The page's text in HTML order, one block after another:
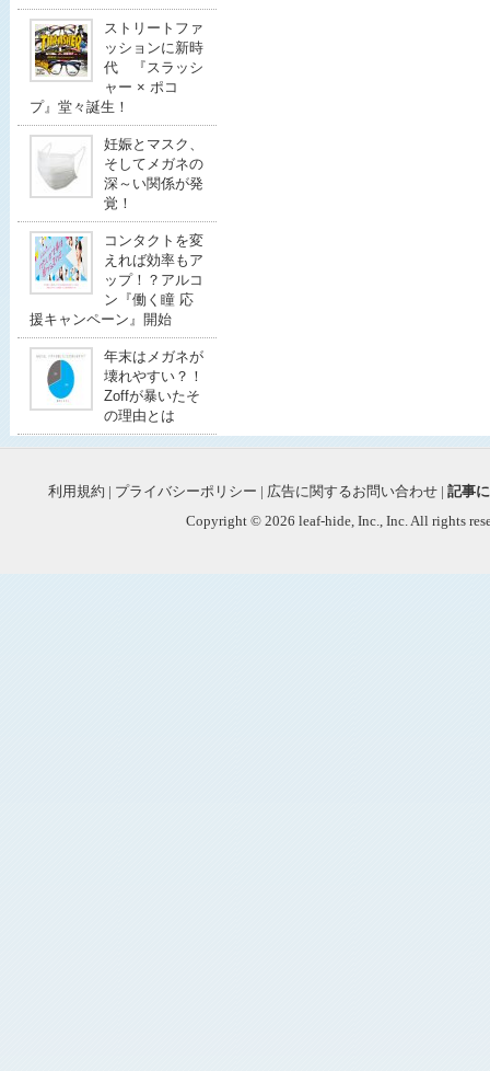
ストリートファ
ッションに新時
代 『スラッシ
ャー × ポコ
プ』堂々誕生！
妊娠とマスク、
そしてメガネの
深～い関係が発
覚！
コンタクトを変
えれば効率もア
ップ！？アルコ
ン『働く瞳 応
援キャンペーン』開始
年末はメガネが
壊れやすい？！
Zoffが暴いたそ
の理由とは
利用規約 | プライバシーポリシー | 広告に関するお問い合わせ | 記事
Copyright © 2026 leaf-hide, Inc., Inc. All rights